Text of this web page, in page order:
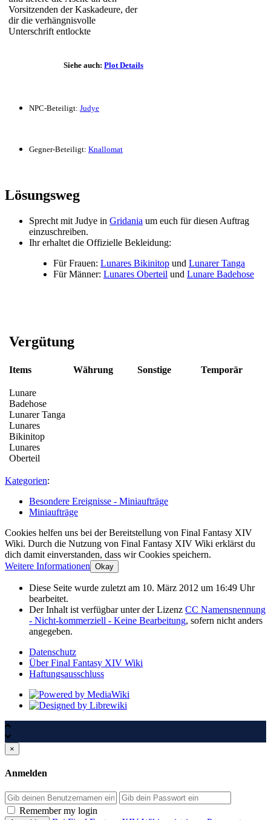
Vorsitzenden der Kaskadeure, der
dir die verhängnisvolle
Unterschrift entlockte
Siehe auch: Plot Details
NPC-Beteiligt: Judye
Gegner-Beteiligt: Knallomat
Lösungsweg
Sprecht mit Judye in Gridania um euch für diesen Auftrag
einzuschreiben.
Ihr erhaltet die Offizielle Bekleidung:
Für Frauen: Lunares Bikinitop und Lunarer Tanga
Für Männer: Lunares Oberteil und Lunare Badehose
Vergütung
Items Währung Sonstige Temporär
Lunare
Badehose
Lunarer Tanga
Lunares
Bikinitop
Lunares
Oberteil
Kategorien:
Besondere Ereignisse - Miniaufträge
Miniaufträge
Cookies helfen uns bei der Bereitstellung von Final Fantasy XIV
Wiki. Durch die Nutzung von Final Fantasy XIV Wiki erklärst du
dich damit einverstanden, dass wir Cookies speichern.
Weitere Informationen Okay
Diese Seite wurde zuletzt am 10. März 2012 um 16:49 Uhr
bearbeitet.
Der Inhalt ist verfügbar unter der Lizenz CC Namensnennung
- Nicht-kommerziell - Keine Bearbeitung, sofern nicht anders
angegeben.
Datenschutz
Über Final Fantasy XIV Wiki
Haftungsausschluss
×
Anmelden
Passwort
Remember my login